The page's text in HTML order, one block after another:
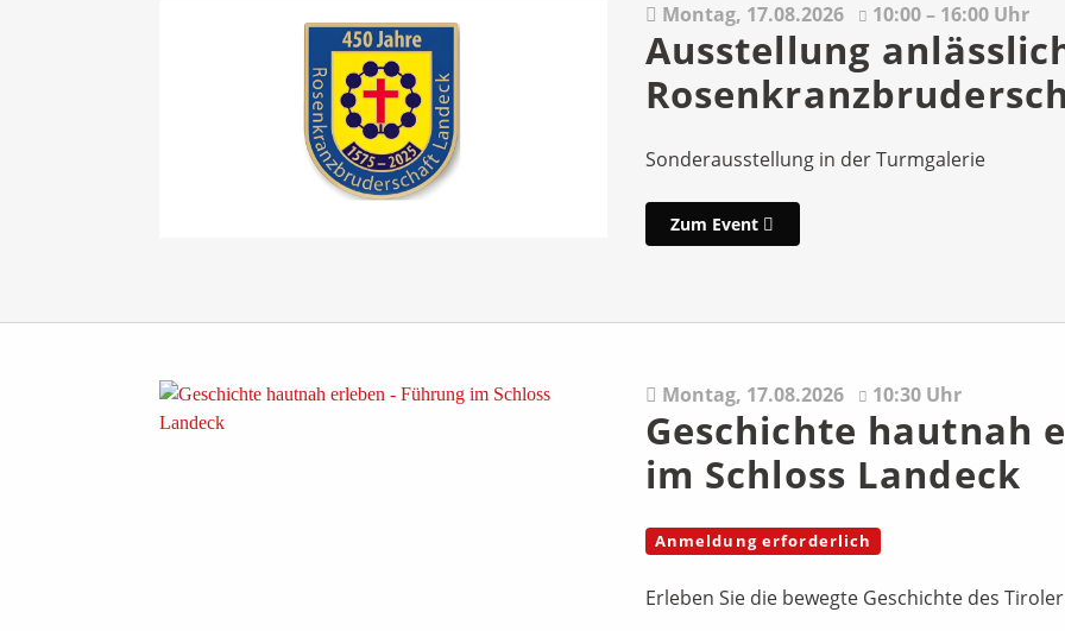
Montag, 17.08.2026 10:00 – 16:00 Uhr
Ausstellung
Sonderausstellung in der Turmgalerie
Zum Event
Montag, 17.08.2026 10:30 Uhr
Geschichte hautnah
im Schloss Landeck
Anmeldung erforderlich
Erleben Sie die bewegte Geschichte des